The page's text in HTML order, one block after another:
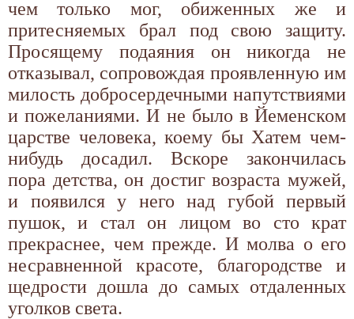
чем только мог, обиженных же и
притесняемых брал под свою защиту.
Просящему подаяния он никогда не
отказывал, сопровождая проявленную им
милость добросердечными напутствиями
и пожеланиями. И не было в Йеменском
царстве человека, коему бы Хатем чем-
нибудь досадил. Вскоре закончилась
пора детства, он достиг возраста мужей,
и появился у него над губой первый
пушок, и стал он лицом во сто крат
прекраснее, чем прежде. И молва о его
несравненной красоте, благородстве и
щедрости дошла до самых отдаленных
уголков света.